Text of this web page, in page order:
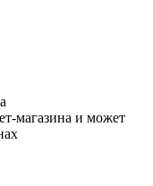
магазина и может